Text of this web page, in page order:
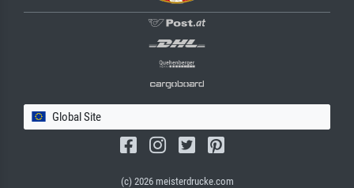
Global Site
(c) 2026 meisterdrucke.com